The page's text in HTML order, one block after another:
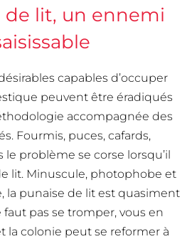
de lit, un ennemi
capables d’occuper
peuvent être éradiqués
accompagnée des
Fourmis, puces, cafards,
le problème se corse lorsqu’il
lit. Minuscule, photophobe et
la punaise de lit est quasiment
faut pas se tromper, vous en
la colonie peut se reformer à